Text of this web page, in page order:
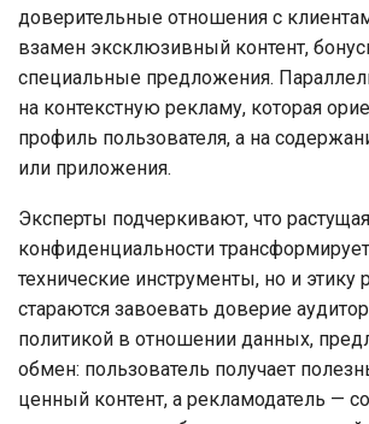
доверительные отношения с
взамен эксклюзивный контент,
специальные предложения.
на контекстную рекламу, которая
профиль пользователя, а на
или приложения.
Эксперты подчеркивают, что
конфиденциальности
технические инструменты, но и
стараются завоевать доверие
политикой в отношении данных,
обмен: пользователь получает
ценный контент, а рекламодатель —